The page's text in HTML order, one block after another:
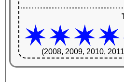
(2008, 2009, 2010,